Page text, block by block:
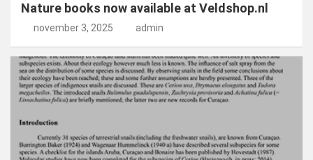
Nature books now available at Veldshop.nl
november 3, 2025 admin